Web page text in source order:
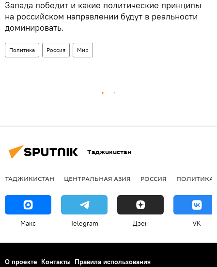
Запада победит и какие политические принципы
на российском направлении будут в реальности
доминировать.
Политика Россия Мир
Таджикистан
ТАДЖИКИСТАН ЦЕНТРАЛЬНАЯ АЗИЯ РОССИЯ ПОЛИТИКА
Макс Telegram Дзен VK
О проекте Контакты Правила использования